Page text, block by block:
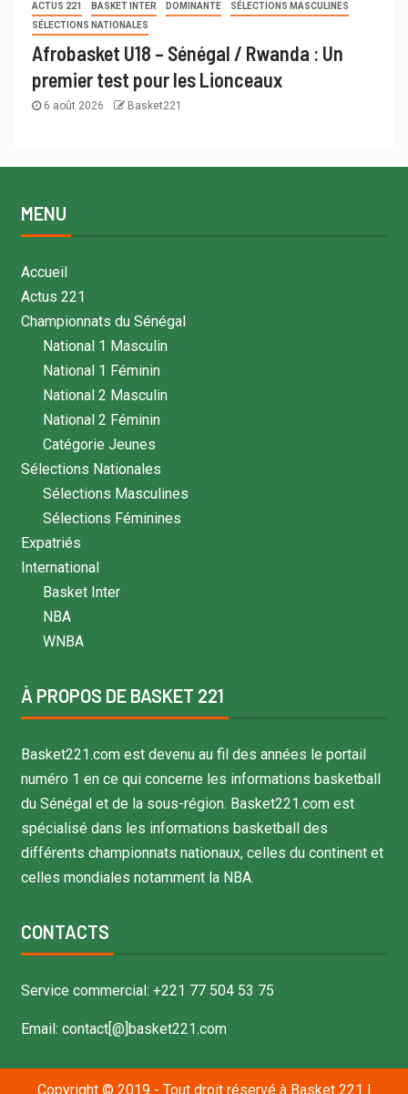
ACTUS 221 BASKET INTER DOMINANTE
SÉLECTIONS MASCULINES
SÉLECTIONS NATIONALES
Afrobasket U18 – Sénégal / Rwanda : Un
premier test pour les Lionceaux
6 août 2026 Basket221
MENU
Accueil
Actus 221
Championnats du Sénégal
National 1 Masculin
National 1 Féminin
National 2 Masculin
National 2 Féminin
Catégorie Jeunes
Sélections Nationales
Sélections Masculines
Sélections Féminines
Expatriés
International
Basket Inter
NBA
WNBA
À PROPOS DE BASKET 221
Basket221.com est devenu au fil des années le portail
numéro 1 en ce qui concerne les informations basketball
du Sénégal et de la sous-région. Basket221.com est
spécialisé dans les informations basketball des
différents championnats nationaux, celles du continent et
celles mondiales notamment la NBA.
CONTACTS
Service commercial: +221 77 504 53 75
Email: contact[@]basket221.com
Copyright © 2019 - Tout droit réservé à Basket 221